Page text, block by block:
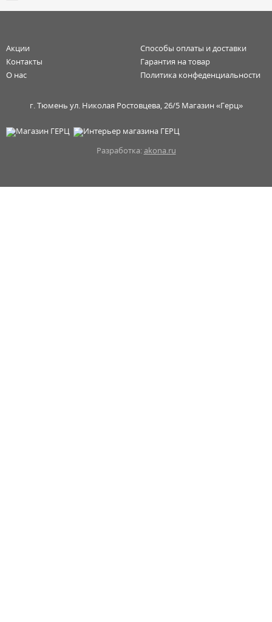
Акции
Контакты
О нас
Способы оплаты и доставки
Гарантия на товар
Политика конфеденциальности
г. Тюмень ул. Николая Ростовцева, 26/5 Магазин «Герц»
Разработка:akona.ru